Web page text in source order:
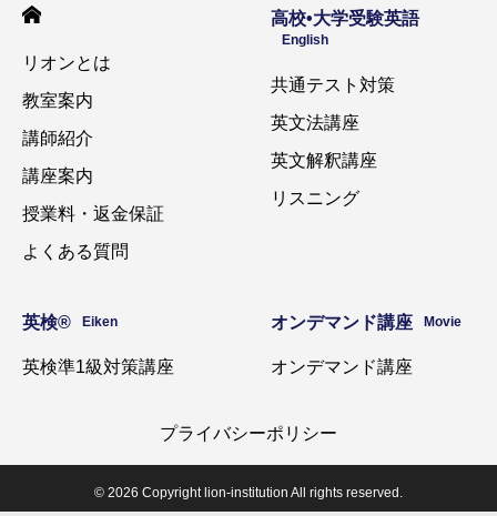
リオンとは
教室案内
講師紹介
講座案内
授業料・返金保証
よくある質問
高校•大学受験英語
English
共通テスト対策
英文法講座
英文解釈講座
リスニング
英検®️ Eiken
英検準1級対策講座
オンデマンド講座 Movie
オンデマンド講座
プライバシーポリシー
© 2026 Copyright lion-institution All rights reserved.